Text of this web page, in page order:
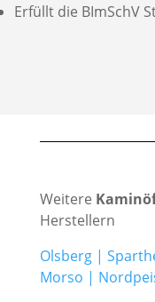
Erfüllt die BImSchV
Weitere
Herstellern
Olsberg|
Morso |